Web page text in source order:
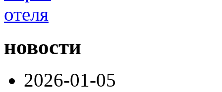
новости
2026-01-05